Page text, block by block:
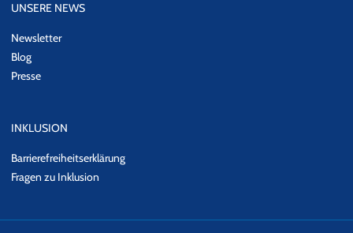
UNSERE NEWS
Newsletter
Blog
Presse
INKLUSION
Barrierefreiheitserklärung
Fragen zu Inklusion